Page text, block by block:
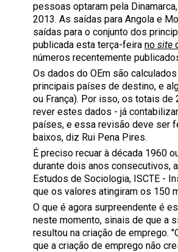
pessoas optaram pela
2013. As saídas para Angola e
saídas para o conjunto dos
publicada esta terça-feira no site
números recentemente
Os dados do OEm são
principais países de destino, e
ou França). Por isso, os totais
rever estes dados - já
países, e essa revisão deve ser
baixos, diz Rui Pena Pires.
É preciso recuar à década 1960
durante dois anos consecutivos,
Estudos de Sociologia, ISCTE -
que os valores atingiram os 150
O que é agora surpreendente é
neste momento, sinais de que a
resultou na criação de emprego.
que a criação de emprego não